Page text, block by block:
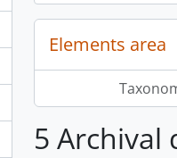
Elements area
5 Archival